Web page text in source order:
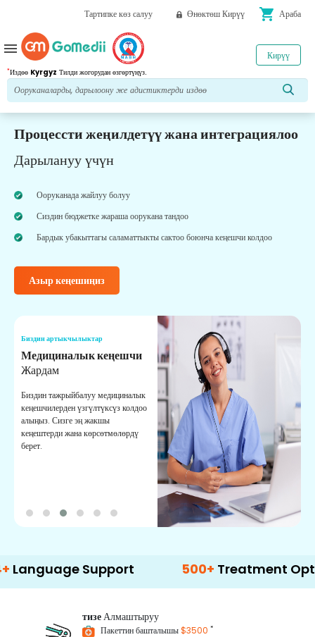
Тартипке көз салуу Өнөктөш Кирүү shopping_cart Араба
*Издөө Kyrgyz Тилди жогорудан өзгөртүңүз.
Кирүү
menu
Процессти жеңилдетүү жана интеграциялоо
Дарылануу үчүн
Ооруканада жайлуу болуу
Сиздин бюджетке жараша оорукана тандоо
Бардык убакыттагы саламаттыкты сактоо боюнча кеңешчи колдоо
Азыр кеңешиңиз
Биздин артыкчылыктар
Медициналык кеңешчи
Жардам
Биздин тажрыйбалуу медициналык
кеңешчилерден үзгүлтүксүз колдоо
алыңыз. Сизге эң жакшы
кеңештерди жана көрсөтмөлөрдү
берет.
Support 500+ Treatment Options
тизеАлмаштыруу
Пакеттин башталышы$3500 *